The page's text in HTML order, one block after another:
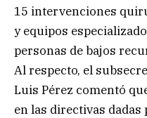
15 intervenciones
y equipos
personas de bajos
Al respecto, el
Luis Pérez comentó
en las directivas dadas